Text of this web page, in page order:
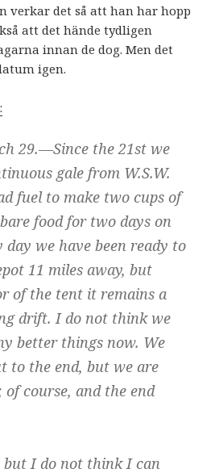
verkar det så att han har hopp
att det hände tydligen
innan de dog. Men det
igen.
29.—Since the 21st we
gale from W.S.W.
fuel to make two cups of
food for two days on
day we have been ready to
11 miles away, but
of the tent it remains a
drift. I do not think we
better things now. We
to the end, but we are
of course, and the end
but I do not think I can